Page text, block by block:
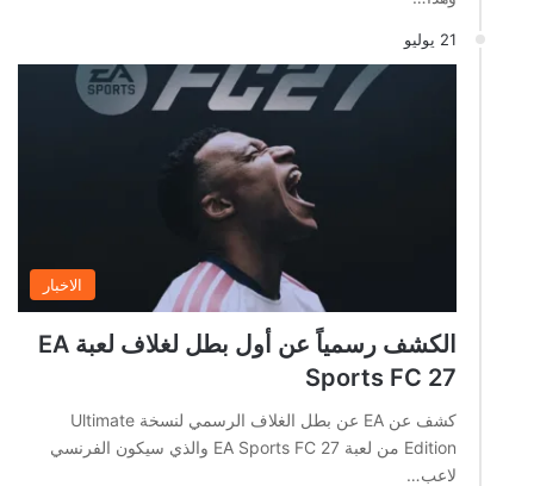
21 يوليو
الاخبار
الكشف رسمياً عن أول بطل لغلاف لعبة EA
Sports FC 27
كشف عن EA عن بطل الغلاف الرسمي لنسخة Ultimate
Edition من لعبة EA Sports FC 27 والذي سيكون الفرنسي
لاعب…